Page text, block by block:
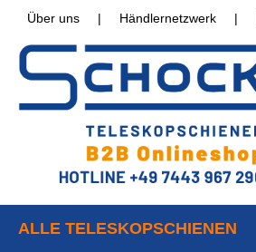
Über uns | Händlernetzwerk |
ALLE TELESKOPSCHIENEN